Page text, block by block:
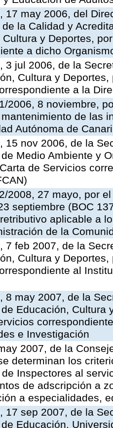
17 may 2006, del
la Calidad y
y Deportes,
a dicho
3 jul 2006, de la
Cultura y
a la
2006, 8 noviembre,
de las
Autónoma de
15 nov 2006, de la
Medio Ambiente y
de Servicios
2008, 27 mayo, por
septiembre (BOC
aplicable a
de la
7 feb 2007, de la
Cultura y
al
8 may 2007, de la
Educación, Cultura
e Investigación
2007, de la
determinan los
Inspectores al
de adscripción a
a especialidades,
17 sep 2007, de la
Educación,